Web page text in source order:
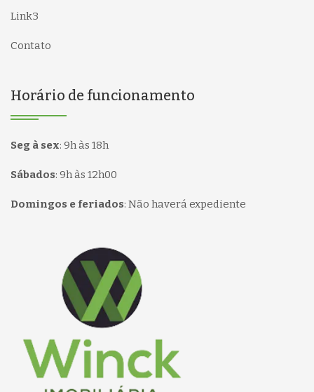
Link3
Contato
Horário de funcionamento
Seg à sex: 9h às 18h
Sábados: 9h às 12h00
Domingos e feriados: Não haverá expediente
Página inicial